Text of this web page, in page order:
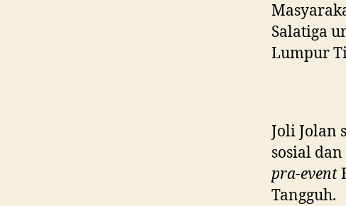
Salatiga
Lumpur
Joli Jolan
sosial
pra-event
Tangguh.